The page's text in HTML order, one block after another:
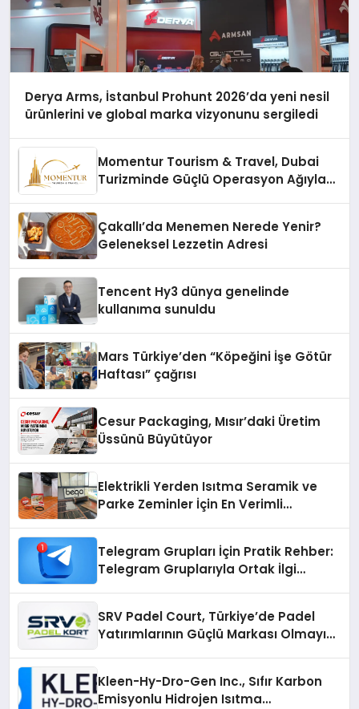
Derya Arms, İstanbul Prohunt 2026’da yeni nesil
ürünlerini ve global marka vizyonunu sergiledi
Momentur Tourism & Travel, Dubai
Turizminde Güçlü Operasyon Ağıyla
Çakallı’da Menemen Nerede Yenir?
Geleneksel Lezzetin Adresi
Tencent Hy3 dünya genelinde
kullanıma sunuldu
Mars Türkiye’den “Köpeğini İşe Götür
Haftası” çağrısı
Cesur Packaging, Mısır’daki Üretim
Üssünü Büyütüyor
Elektrikli Yerden Isıtma Seramik ve
Parke Zeminler İçin En Verimli
Telegram Grupları İçin Pratik Rehber:
Telegram Gruplarıyla Ortak İlgi
SRV Padel Court, Türkiye’de Padel
Yatırımlarının Güçlü Markası Olmayı
Kleen-Hy-Dro-Gen Inc., Sıfır Karbon
Emisyonlu Hidrojen Isıtma